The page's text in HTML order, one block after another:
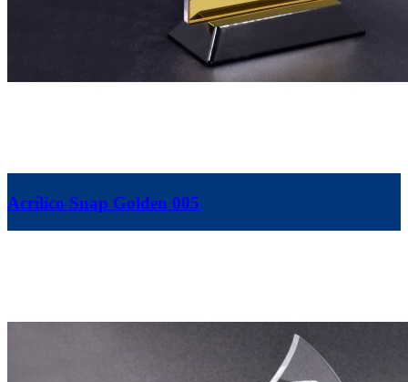
Acrílico Snap Golden 005